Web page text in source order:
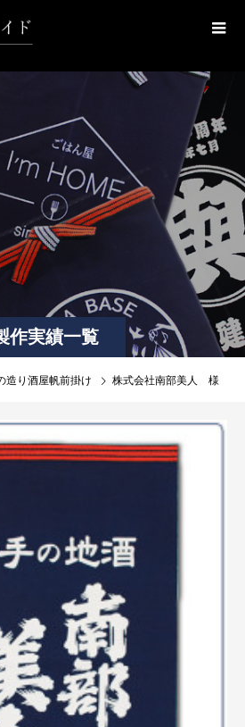
作実績一覧
造り酒屋帆前掛け 株式会社南部美人 様